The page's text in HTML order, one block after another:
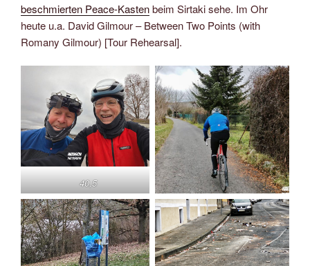
beschmierten Peace-Kastenbeim Sirtaki sehe. Im Ohr
heute u.a. David Gilmour – Between Two Points (with
Romany Gilmour) [Tour Rehearsal].
40,5